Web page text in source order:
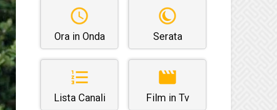
Ora in Onda Serata
Lista Canali Film in Tv